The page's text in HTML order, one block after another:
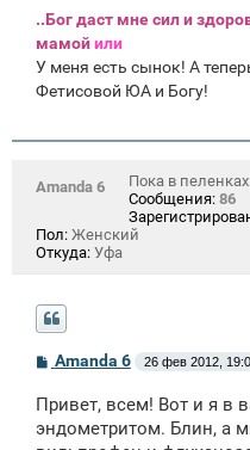
..Бог даст мне сил и
мамойили
У меня есть сынок! А
Фетисовой ЮА и Богу!
Amanda 6
Пока в пеленках
Сообщения: 86
Пол: Женский
Откуда: Уфа
С
о
б
щ
е
Amanda 6 26 фев 2012,
Привет, всем! Вот и я в
эндометритом. Блин, а